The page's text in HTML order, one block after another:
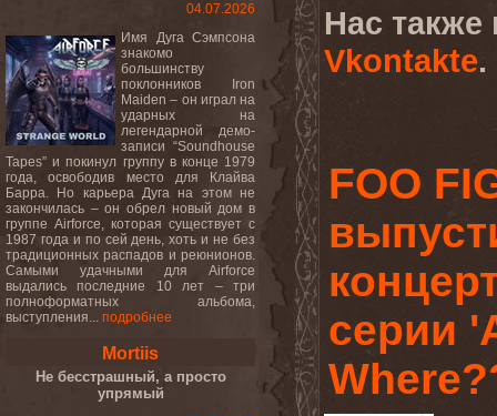
04.07.2026
Имя Дуга Сэмпсона
знакомо
большинству
поклонников Iron
Maiden – он играл на
ударных на
легендарной демо-
записи “Soundhouse
Tapes” и покинул группу в конце 1979
года, освободив место для Клайва
Барра. Но карьера Дуга на этом не
закончилась – он обрел новый дом в
группе Airforce, которая существует с
1987 года и по сей день, хоть и не без
традиционных распадов и реюнионов.
Самыми удачными для Airforce
выдались последние 10 лет – три
полноформатных альбома,
выступления... подробнее
Mortiis
Не бесстрашный, а просто
упрямый
Нас
Vkontakte.
FOO
серии